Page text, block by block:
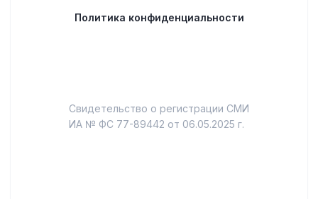
Политика конфиденциальности
Свидетельство о регистрации СМИ
ИА № ФС 77-89442 от 06.05.2025 г.